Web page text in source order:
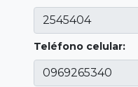
Teléfono celular: